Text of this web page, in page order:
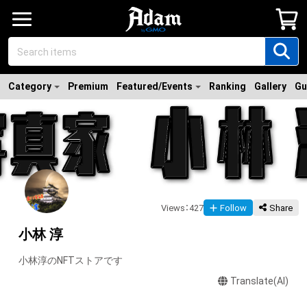
Category Premium Featured/Events Ranking Gallery
Views ：427 Follow Share
小林 淳
小林淳のNFTストアです
Translate(AI)